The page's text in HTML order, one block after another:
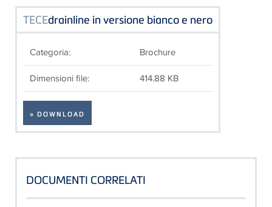
TECEdrainline in versione bianco e nero
Categoria: Brochure
Dimensioni file: 414.88 KB
» DOWNLOAD
DOCUMENTI CORRELATI